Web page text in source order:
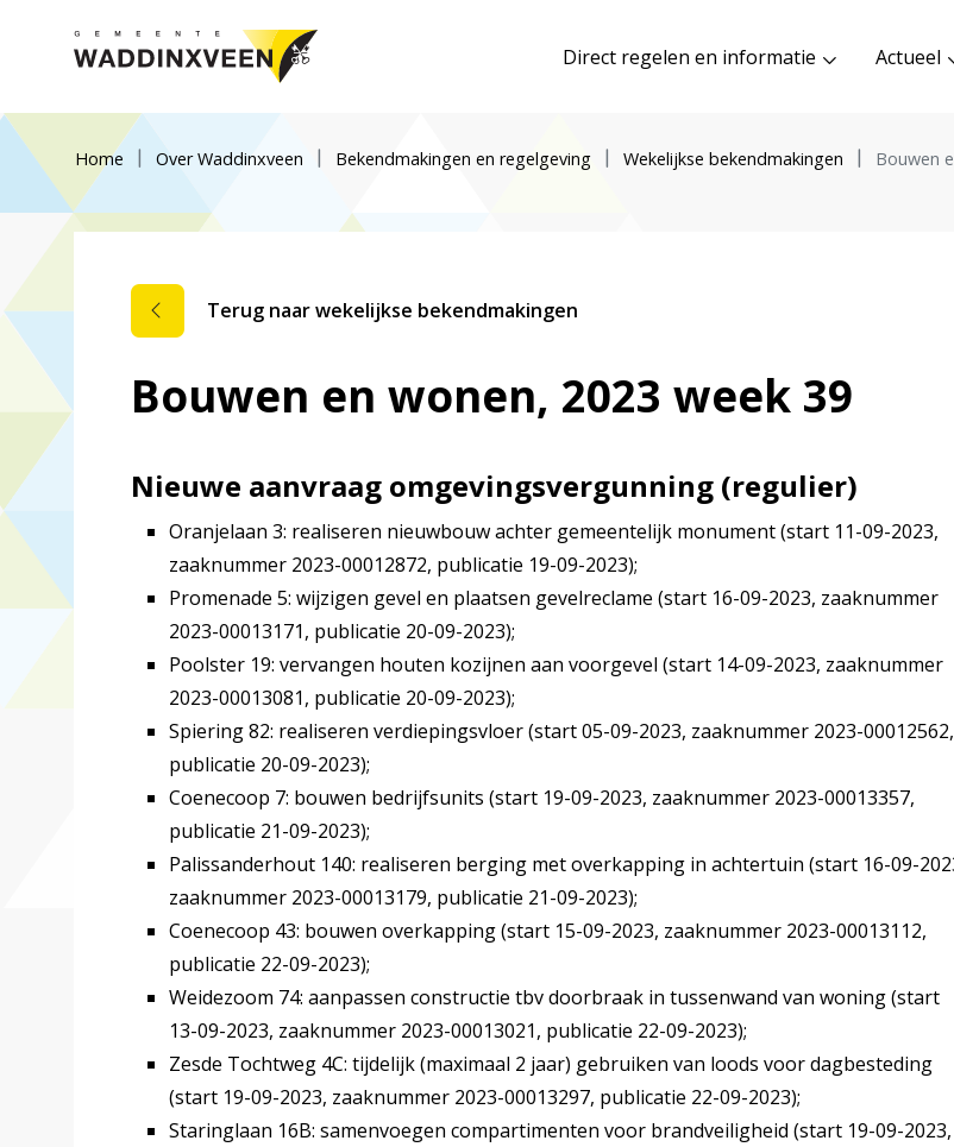
Direct regelen en informatie Actueel
Home Over Waddinxveen Bekendmakingen en regelgeving Wekelijkse bekendmakingen Bouwen
Terug naar wekelijkse bekendmakingen
Bouwen en wonen, 2023 week 39
Nieuwe aanvraag omgevingsvergunning (regulier)
Oranjelaan 3: realiseren nieuwbouw achter gemeentelijk monument (start 11-09-2023,
zaaknummer 2023-00012872, publicatie 19-09-2023);
Promenade 5: wijzigen gevel en plaatsen gevelreclame (start 16-09-2023, zaaknummer
2023-00013171, publicatie 20-09-2023);
Poolster 19: vervangen houten kozijnen aan voorgevel (start 14-09-2023, zaaknummer
2023-00013081, publicatie 20-09-2023);
Spiering 82: realiseren verdiepingsvloer (start 05-09-2023, zaaknummer 2023-00012562,
publicatie 20-09-2023);
Coenecoop 7: bouwen bedrijfsunits (start 19-09-2023, zaaknummer 2023-00013357,
publicatie 21-09-2023);
Palissanderhout 140: realiseren berging met overkapping in achtertuin (start 16-09-
zaaknummer 2023-00013179, publicatie 21-09-2023);
Coenecoop 43: bouwen overkapping (start 15-09-2023, zaaknummer 2023-00013112,
publicatie 22-09-2023);
Weidezoom 74: aanpassen constructie tbv doorbraak in tussenwand van woning (start
13-09-2023, zaaknummer 2023-00013021, publicatie 22-09-2023);
Zesde Tochtweg 4C: tijdelijk (maximaal 2 jaar) gebruiken van loods voor dagbesteding
(start 19-09-2023, zaaknummer 2023-00013297, publicatie 22-09-2023);
Staringlaan 16B: samenvoegen compartimenten voor brandveiligheid (start 19-09-2023,